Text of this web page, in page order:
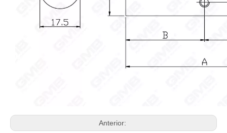
Anterior: